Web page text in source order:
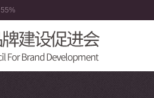
55%